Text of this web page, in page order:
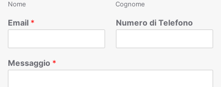
Nome Cognome
Email * Numero di Telefono
Messaggio *